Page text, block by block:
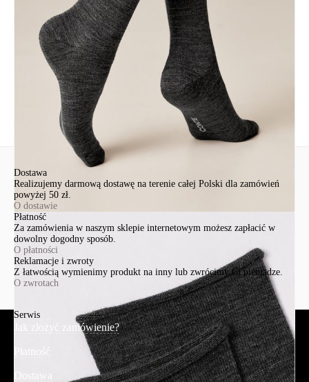
91-341, Łódź, Polska
+48 500-503-636
info@conteshop.pl
Ten produkt nie ma pytań Możesz zadać pytanie, klikając przycisk
poniżej
Zadaj pytanie
Nowe pytanie
Dostawa
Realizujemy darmową dostawę na terenie całej Polski dla zamówień
powyżej 50 zł.
O dostawie
Płatność
Za zamówienia w naszym sklepie internetowym możesz zapłacić w
dowolny dogodny sposób.
O płatności
Reklamacje i zwroty
Z łatwością wymienimy produkt na inny lub zwrócimy Ci pieniądze.
O zwrotach
Serwis
Jak złożyć zamówienie?
Płatność
Dostawa